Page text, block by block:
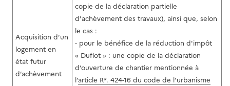
Acquisition d’un
logement en
état futur
d’achèvement
copie de la déclaration partielle
d'achèvement des travaux), ainsi que, selon
le cas :
- pour le bénéfice de la réduction d'impôt
« Duflot » : une copie de la déclaration
d’ouverture de chantier mentionnée à
l’article R*. 424-16 du code de l’urbanisme